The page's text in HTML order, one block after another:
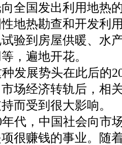
全国发出利用地热
地热勘查和开发利
验到房屋供暖、水
，遍地开花。
展势头在此后的20
场经济转轨后，相
而受到很大影响。
，中国社会向市
很赚钱的事业。随